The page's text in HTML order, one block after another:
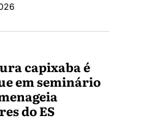
capixaba é
em seminário
do ES